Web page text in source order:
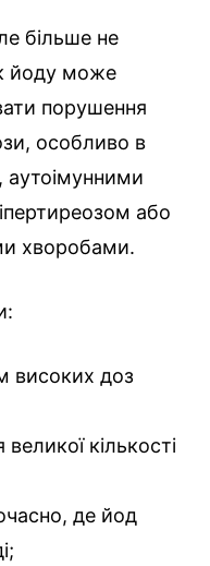
більше не
йоду може
порушення
особливо в
або
хворобами.
високих доз
кількості
де йод